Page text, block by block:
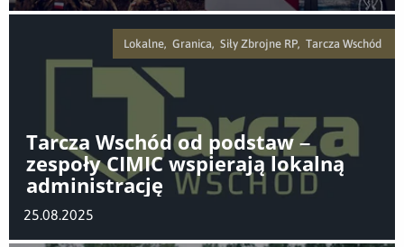
Lokalne, Granica, Siły Zbrojne RP, Tarcza Wschód
Tarcza Wschód od podstaw –
zespoły CIMIC wspierają lokalną
administrację
25.08.2025